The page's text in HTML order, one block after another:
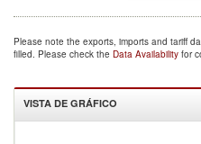
Please note the exports, imports and tariff
filled. Please check the Data Availability for
VISTA DE GRÁFICO